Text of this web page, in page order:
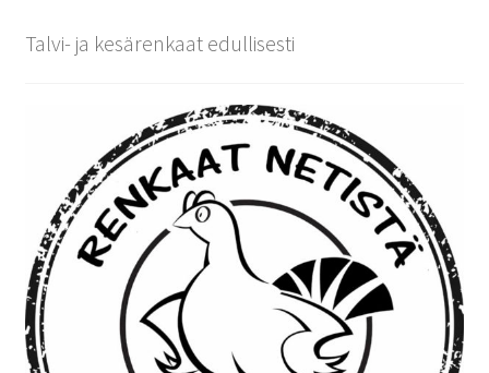
Talvi- ja kesärenkaat edullisesti